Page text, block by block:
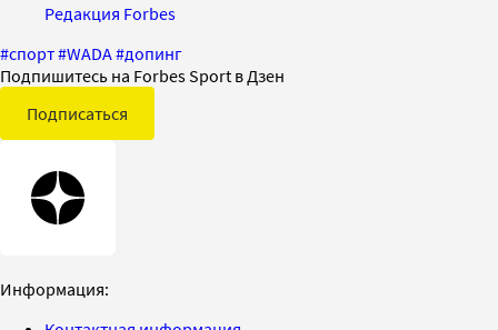
Редакция Forbes
#спорт#WADA#допинг
Подпишитесь на Forbes Sport в Дзен
Подписаться
Информация: